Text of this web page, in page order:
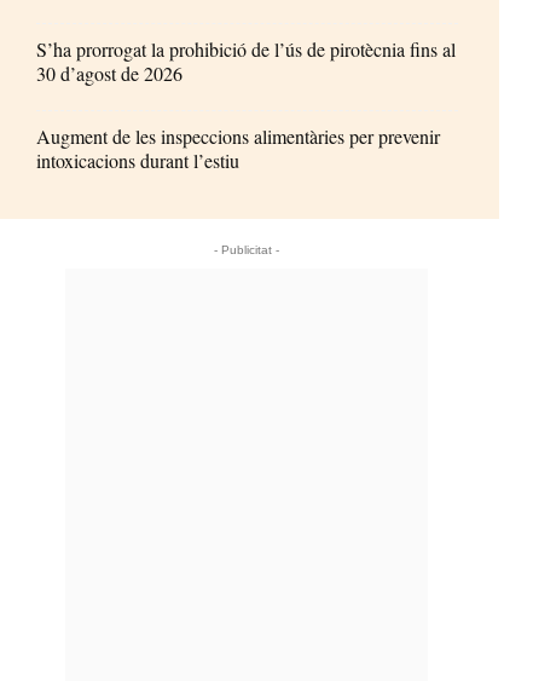
S’ha prorrogat la prohibició de l’ús de pirotècnia fins al
30 d’agost de 2026
Augment de les inspeccions alimentàries per prevenir
intoxicacions durant l’estiu
- Publicitat -